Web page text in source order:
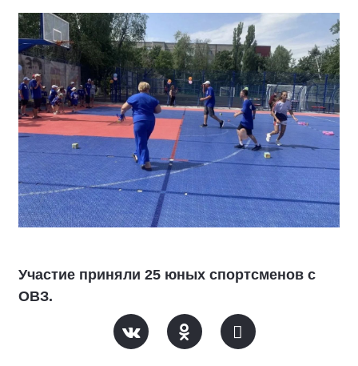
Участие приняли 25 юных спортсменов с
ОВЗ.